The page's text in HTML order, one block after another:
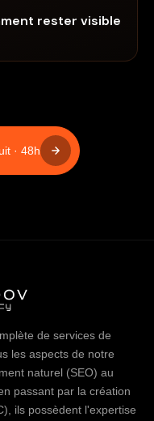
rester visible
· 48h
de services de
les aspects de notre
naturel (SEO) au
passant par la création
ils possèdent l'expertise